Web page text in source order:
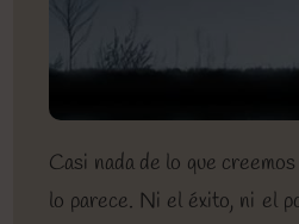
Casi nada de lo que
lo parece. Ni el éxito, ni el